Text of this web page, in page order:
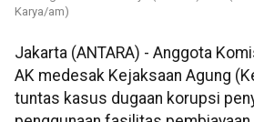
Karya/am)
Jakarta (ANTARA) - Anggota
AK medesak Kejaksaan Agung
tuntas kasus dugaan korupsi